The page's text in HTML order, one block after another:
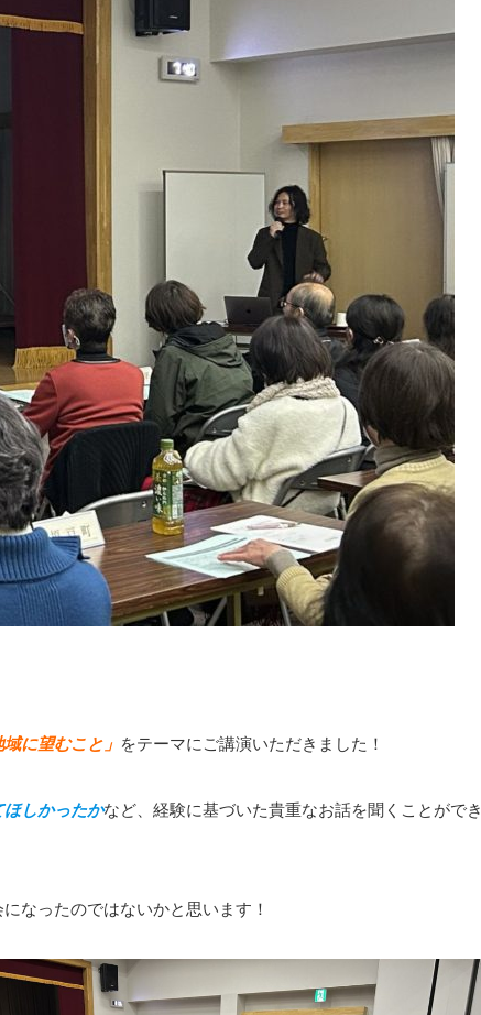
に望むこと」 をテーマにご講演いただきました！
ほしかったかなど、経験に基づいた貴重なお話を聞くことができ
なったのではないかと思います！